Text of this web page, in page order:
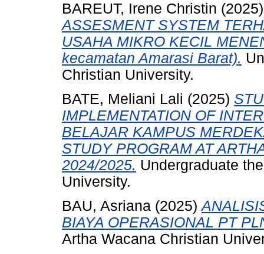
BAREUT, Irene Christin
ASSESMENT SYSTEM
USAHA MIKRO KECIL
kecamatan Amarasi Barat).
Christian University.
BATE, Meliani Lali (2025)
IMPLEMENTATION OF
BELAJAR KAMPUS
STUDY PROGRAM AT
2024/2025. Undergraduate
University.
BAU, Asriana (2025)
BIAYA OPERASIONAL PT
Artha Wacana Christian